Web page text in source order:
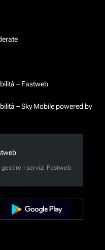
– Fastweb
– Sky Mobile powered by
i servizi Fastweb